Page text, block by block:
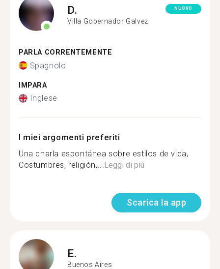
D.
Villa Gobernador Galvez
NUOVO
PARLA CORRENTEMENTE
Spagnolo
IMPARA
Inglese
I miei argomenti preferiti
Una charla espontánea sobre estilos de vida,
Costumbres, religión,...Leggi di più
Scarica la app
E.
Buenos Aires